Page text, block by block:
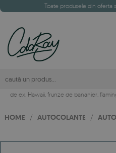
Toate produsele din oferta
de ex. Hawaii, frunze de bananier,
HOME / AUTOCOLANTE /